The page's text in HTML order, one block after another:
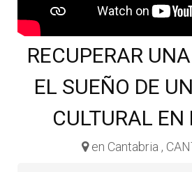
RECUPERAR
EL SUEÑO DE
CULTURAL EN
en Cantabria ,